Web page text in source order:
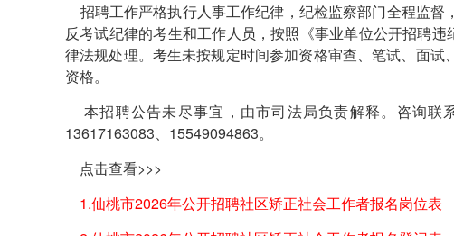
招聘工作严格执行人事工作纪律，纪检监察部门全程监督
反考试纪律的考生和工作人员，按照《事业单位公开招聘
律法规处理。考生未按规定时间参加资格审查、笔试、面
资格。
本招聘公告未尽事宜，由市司法局负责解释。咨询联
13617163083、15549094863。
点击查看>>>
1.仙桃市2026年公开招聘社区矫正社会工作者报名岗位表